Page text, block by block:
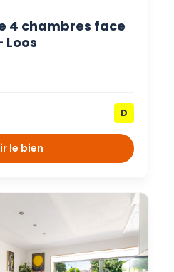
4 chambres face
Loos
D
le bien